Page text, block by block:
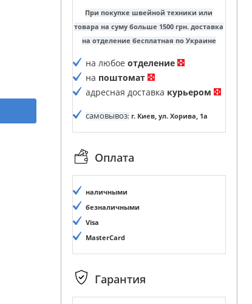
При покупке швейной техники или
товара на суму больше 1500 грн. доставка
на отделение бесплатная по Украине
на любое отделение
на поштомат
адресная доставка курьером
самовывоз: г. Киев, ул. Хорива, 1а
Оплата
наличными
безналичными
Visa
MasterCard
Гарантия